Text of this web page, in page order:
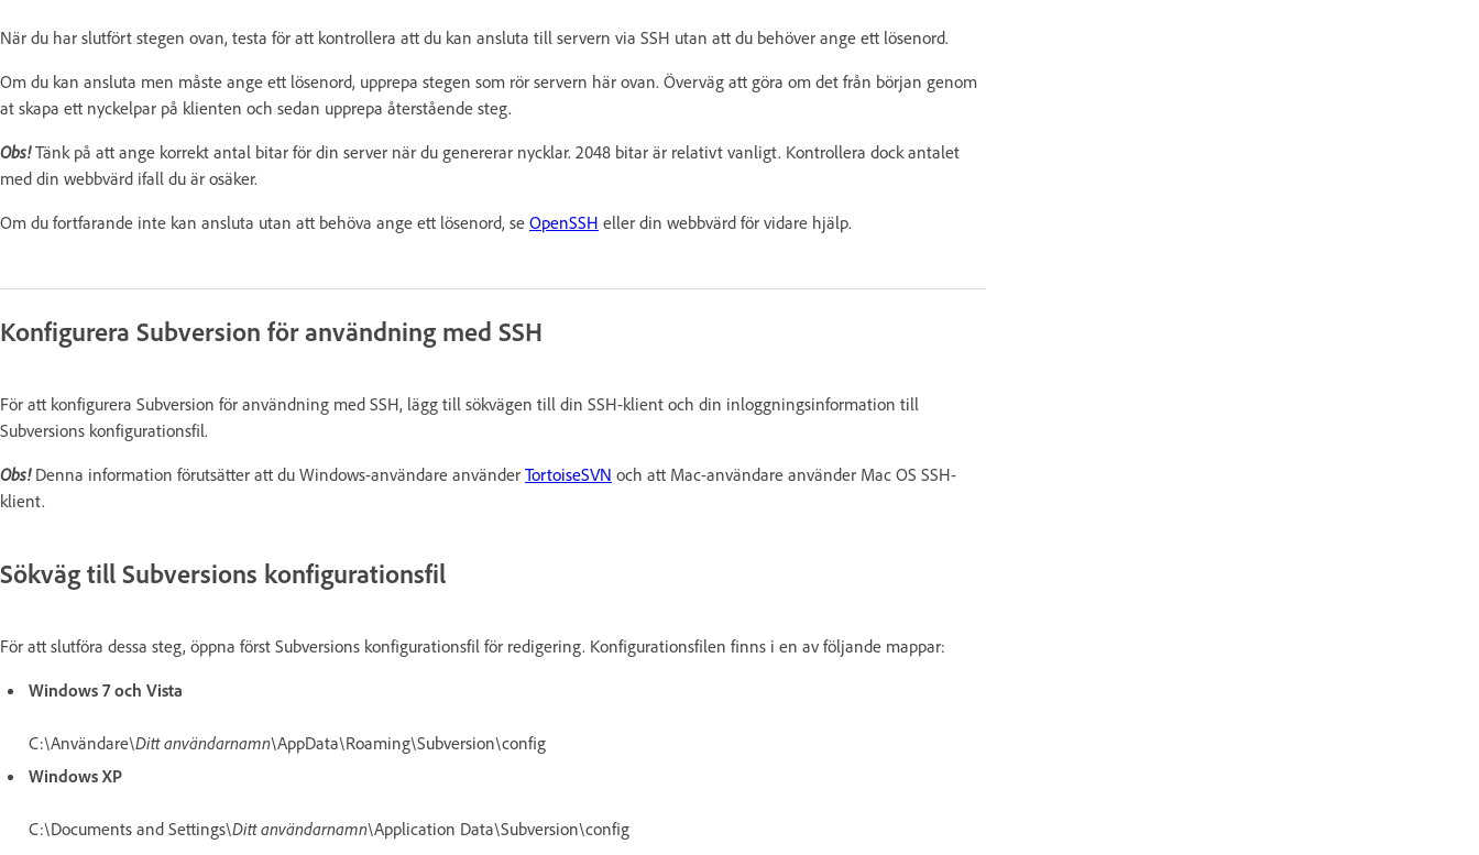
När du har slutfört stegen ovan, testa för att kontrollera att du kan ansluta till servern via SSH utan att du behöver ange ett lösenord.
Om du kan ansluta men måste ange ett lösenord, upprepa stegen som rör servern här ovan. Överväg att göra om det från början genom
at skapa ett nyckelpar på klienten och sedan upprepa återstående steg.
Obs!Tänk på att ange korrekt antal bitar för din server när du genererar nycklar. 2048 bitar är relativt vanligt. Kontrollera dock antalet
med din webbvärd ifall du är osäker.
Om du fortfarande inte kan ansluta utan att behöva ange ett lösenord, se OpenSSH eller din webbvärd för vidare hjälp.
Konfigurera Subversion för användning med SSH
För att konfigurera Subversion för användning med SSH, lägg till sökvägen till din SSH-klient och din inloggningsinformation till
Subversions konfigurationsfil.
Obs!Denna information förutsätter att du Windows-användare använder TortoiseSVN och att Mac-användare använder Mac OS SSH-
klient.
Sökväg till Subversions konfigurationsfil
För att slutföra dessa steg, öppna först Subversions konfigurationsfil för redigering. Konfigurationsfilen finns i en av följande mappar:
Windows 7 och Vista
C:\Användare\Ditt användarnamn\AppData\Roaming\Subversion\config
Windows XP
C:\Documents and Settings\Ditt användarnamn\Application Data\Subversion\config